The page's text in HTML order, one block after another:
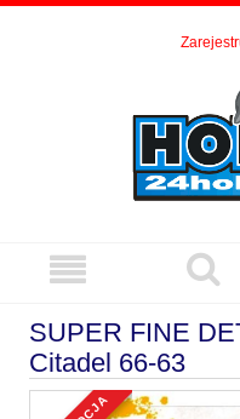
SUPER FINE
Citadel 66-63
promocja